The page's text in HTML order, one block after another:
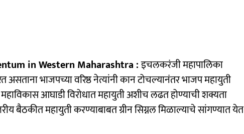
in Western Maharashtra :इचलकरंजी महापालिका
भाजपच्या वरिष्ठ नेत्यांनी कान टोचल्यानंतर भाजप महायुती
आघाडी विरोधात महायुती अशीच लढत होण्याची शक्यता
बैठकीत महायुती करण्याबाबत ग्रीन सिग्नल मिळाल्याचे सांगण्यात येत